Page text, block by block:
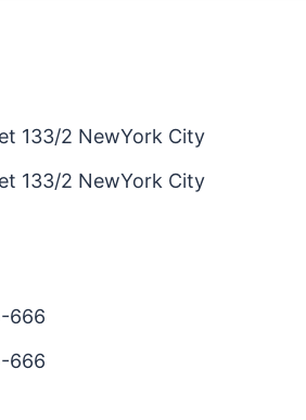
133/2 NewYork City
133/2 NewYork City
666
666